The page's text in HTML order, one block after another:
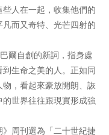
些人在一起，收集他們的
而又奇特、光芒四射的
爾自創的新詞，指身處
生命之美的人。正如同
，看起來豪放開朗、詼
世界往往跟現實形成強
周刊選為「二十世紀捷